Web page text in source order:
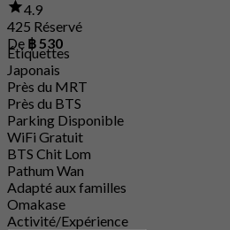
4.9
425 Réservé
De ฿ 530
Étiquettes
Japonais
Près du MRT
Près du BTS
Parking Disponible
WiFi Gratuit
BTS Chit Lom
Pathum Wan
Adapté aux familles
Omakase
Activité/Expérience